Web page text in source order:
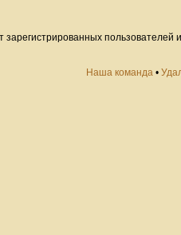
пользователей и
Наша команда •